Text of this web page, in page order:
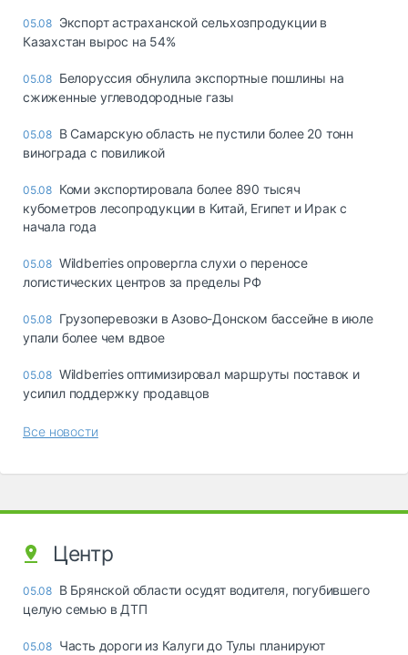
05.08 Экспорт астраханской сельхозпродукции в
Казахстан вырос на 54%
05.08 Белоруссия обнулила экспортные пошлины на
сжиженные углеводородные газы
05.08 В Самарскую область не пустили более 20 тонн
винограда с повиликой
05.08 Коми экспортировала более 890 тысяч
кубометров лесопродукции в Китай, Египет и Ирак с
начала года
05.08 Wildberries опровергла слухи о переносе
логистических центров за пределы РФ
05.08 Грузоперевозки в Азово-Донском бассейне в июле
упали более чем вдвое
05.08 Wildberries оптимизировал маршруты поставок и
усилил поддержку продавцов
Все новости
Центр
05.08 В Брянской области осудят водителя, погубившего
целую семью в ДТП
05.08 Часть дороги из Калуги до Тулы планируют